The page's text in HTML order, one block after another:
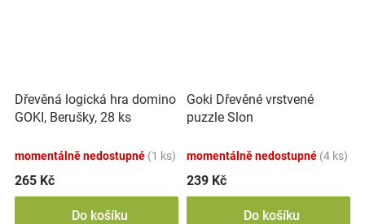
Dřevěná logická hra domino
GOKI, Berušky, 28 ks
momentálně nedostupné (1 ks)
265 Kč
Do košíku
Goki Dřevěné vrstvené
puzzle Slon
momentálně nedostupné (4 ks)
239 Kč
Do košíku